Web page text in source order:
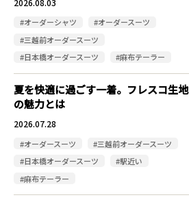
#オーダーシャツ
#オーダースーツ
#三越前オーダースーツ
#日本橋オーダースーツ
#麻布テーラー
夏を快適に過ごす一着。フレスコ生地
の魅力とは
2026.07.28
#オーダースーツ
#三越前オーダースーツ
#日本橋オーダースーツ
#駅近い
#麻布テーラー